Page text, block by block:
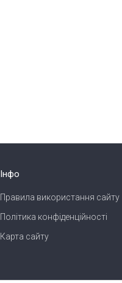
Інфо
Правила використання сайту
Політика конфіденційності
Карта сайту